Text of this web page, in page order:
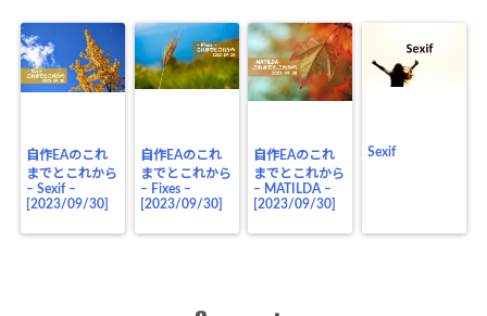
自作EAのこれ
までとこれから
– Sexif –
[2023/09/30]
自作EAのこれ
までとこれから
– Fixes –
[2023/09/30]
自作EAのこれ
までとこれから
– MATILDA –
[2023/09/30]
Sexif